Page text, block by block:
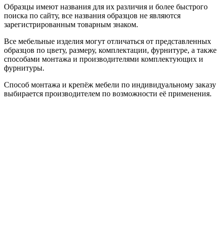
Образцы имеют названия для их различия и более быстрого
поиска по сайту, все названия образцов не являются
зарегистрированным товарным знаком.
Все мебельные изделия могут отличаться от представленных
образцов по цвету, размеру, комплектации, фурнитуре, а также
способами монтажа и производителями комплектующих и
фурнитуры.
Способ монтажа и крепёж мебели по индивидуальному заказу
выбирается производителем по возможности её применения.